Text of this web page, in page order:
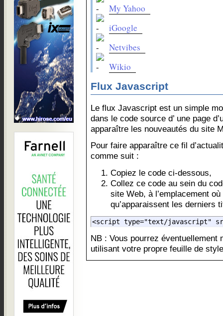
My Yahoo
iGoogle
Netvibes
Wikio
Flux Javascript
Le flux Javascript est un simple
dans le code source d’ une page
apparaître les nouveautés du site
Pour faire apparaître ce fil
comme suit :
Copiez le code ci-dessous,
Collez ce code au sein du
site Web, à l’emplacement
qu’apparaissent les derniers
NB : Vous pourrez éventuellement
utilisant votre propre feuille de